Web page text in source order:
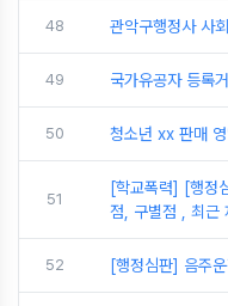
48 관악구행정사 사
49 국가유공자 등록
50 청소년 xx 판매
51
[학교폭력] [행정
점, 구별점 , 최근
52 [행정심판] 음주